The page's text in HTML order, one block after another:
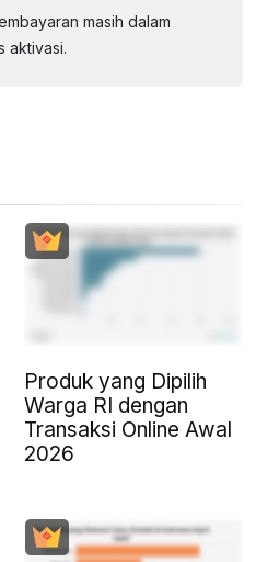
masih dalam
aktivasi.
Produk yang Dipilih
Warga RI dengan
Transaksi Online Awal
2026